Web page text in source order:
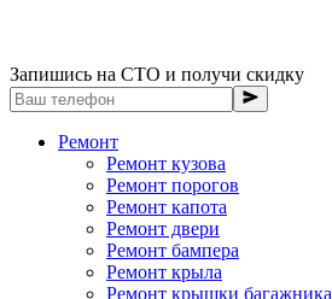
Запишись на СТО и получи скидку
Ремонт
Ремонт кузова
Ремонт порогов
Ремонт капота
Ремонт двери
Ремонт бампера
Ремонт крыла
Ремонт крышки багажника